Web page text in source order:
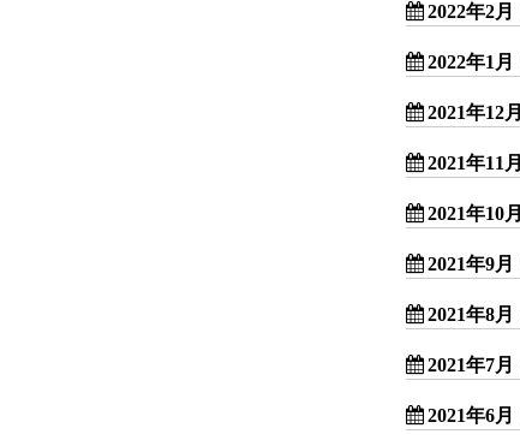
2022年2月
2022年1月
2021年12月
2021年11月
2021年10月
2021年9月
2021年8月
2021年7月
2021年6月